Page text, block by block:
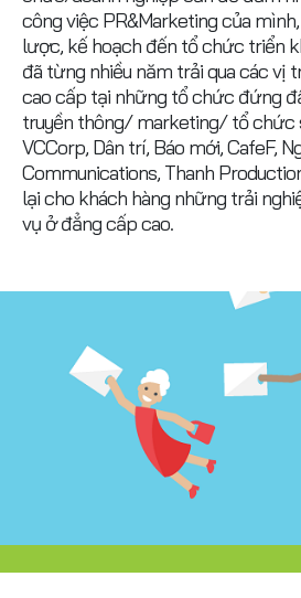
công việc PR&Marketing của
lược, kế hoạch đến tổ chức triển
đã từng nhiều năm trải qua các vị
cao cấp tại những tổ chức đứng
truyền thông/ marketing/ tổ chức
VCCorp, Dân trí, Báo mới, CafeF,
Communications, Thanh
lại cho khách hàng những trải
vụ ở đẳng cấp cao.